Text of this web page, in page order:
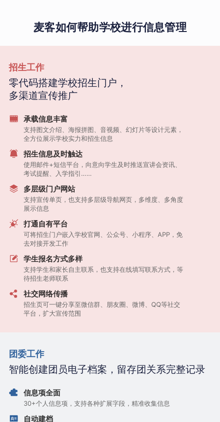
麦客如何帮助学校进行信息管理
招生工作
零代码搭建学校招生门户，
多渠道宣传推广
承载信息丰富
支持图文介绍、海报拼图、音视频、幻灯片等设计元素，
全方位展示学校实力和招生信息
招生信息及时触达
使用邮件+短信平台，向意向学生及时推送宣讲会资讯、
考试提醒、入学指引……
多层级门户网站
支持宣传单页，也支持多层级导航网页，多维度、多角度
展示信息
打通自有平台
可将招生门户嵌入学校官网、公众号、小程序、APP，免
去对接开发工作
学生报名方式多样
支持学生和家长自主联系，也支持在线填写联系方式，等
待招生老师联系
社交网络传播
招生页可一键分享至微信群、朋友圈、微博、QQ等社交
平台，扩大宣传范围
团委工作
智能创建团员电子档案，留存团关系完整记录
信息项全面
30+个人信息项，支持各种扩展字段，精准收集信息
自动建档